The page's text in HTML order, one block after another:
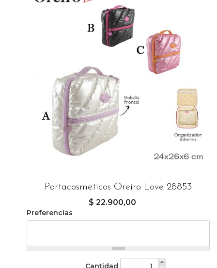
Portacosmeticos Oreiro Love 28853
$ 22.900,00
Preferencias
Cantidad